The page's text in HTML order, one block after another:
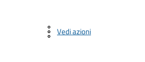
Vedi azioni